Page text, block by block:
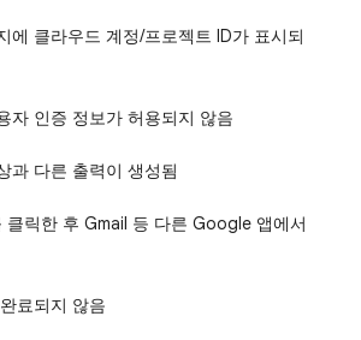
에 클라우드 계정/프로젝트 ID가 표시되
자 인증 정보가 허용되지 않음
과 다른 출력이 생성됨
클릭한 후 Gmail 등 다른 Google 앱에서
료되지 않음